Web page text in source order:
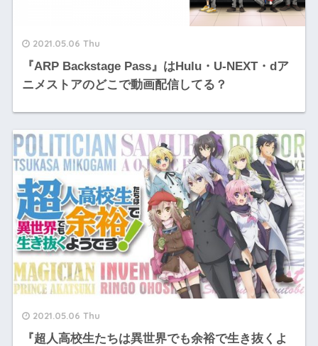
2021.05.06 Thu
『ARP Backstage Pass』はHulu・U-NEXT・dア
ニメストアのどこで動画配信してる？
2021.05.06 Thu
『超人高校生たちは異世界でも余裕で生き抜くよ